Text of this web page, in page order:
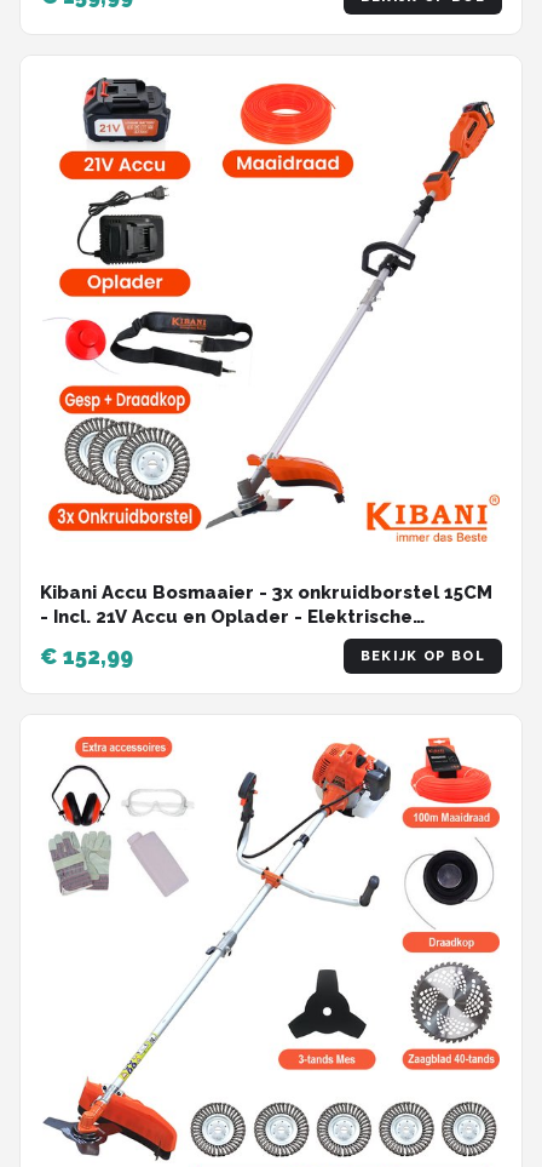
Zaagblad, Maaidraad 100 m & Bosmaaier
Kibani Accu Bosmaaier - 3x onkruidborstel 15CM
- Incl. 21V Accu en Oplader - Elektrische
Bosmaaier - met Maaidraad, Zaagblad en
Draadkop - Grastrimmer - Kantenmaaier
€ 152,99 BEKIJK OP BOL